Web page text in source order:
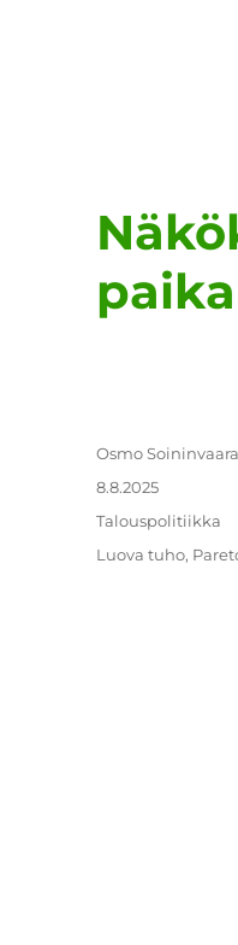
Kirjoittaja
Osmo Soininvaara
Julkaistu
8.8.2025
Kategoriat
Talouspolitiikka
Avainsanat
Luova tuho,